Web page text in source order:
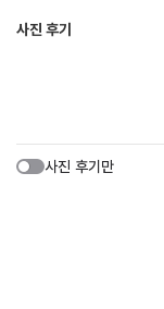
사진 후기
사진 후기만